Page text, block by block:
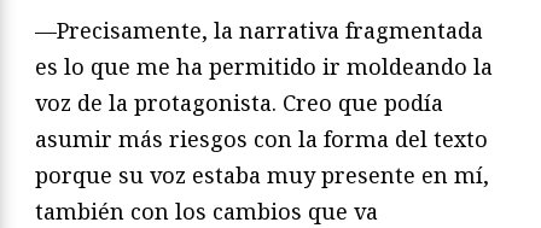
—Precisamente, la narrativa fragmentada
es lo que me ha permitido ir moldeando la
voz de la protagonista. Creo que podía
asumir más riesgos con la forma del texto
porque su voz estaba muy presente en mí,
también con los cambios que va